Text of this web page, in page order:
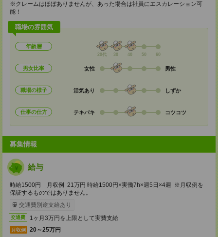
※クレームはほぼありませんが、あった場合は社員にエスカレーション可
能！
職場の雰囲気
年齢層
20代 30 40 50 60
男女比率 女性 男性
職場の様子 活気あり しずか
仕事の仕方 テキパキ コツコツ
募集情報
給与
時給1500円 月収例 21万円 時給1500円×実働7h×週5日×4週 ※月収例を
保証するものではありません。
交通費別途支給あり
交通費 1ヶ月3万円を上限として実費支給
月収例 20～25万円